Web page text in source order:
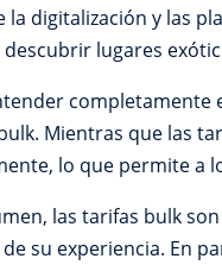
la digitalización y las
lugares
completamente
Mientras que las
lo que permite a
las tarifas bulk
su experiencia. En